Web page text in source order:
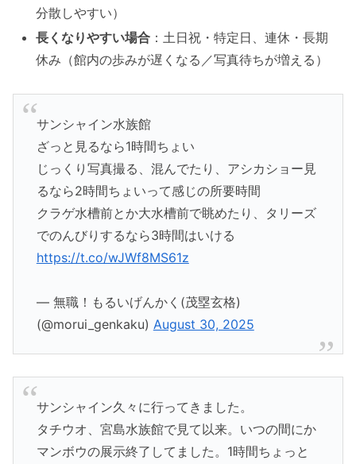
分散しやすい）
長くなりやすい場合 ：土日祝・特定日、連休・長期
休み（館内の歩みが遅くなる／写真待ちが増える）
サンシャイン水族館
ざっと見るなら1時間ちょい
じっくり写真撮る、混んでたり、アシカショー見
るなら2時間ちょいって感じの所要時間
クラゲ水槽前とか大水槽前で眺めたり、タリーズ
でのんびりするなら3時間はいける
https://t.co/wJWf8MS61z
— 無職！もるいげんかく(茂塁玄格)
(@morui_genkaku) August 30, 2025
サンシャイン久々に行ってきました。
タチウオ、宮島水族館で見て以来。いつの間にか
マンボウの展示終了してました。1時間ちょっと